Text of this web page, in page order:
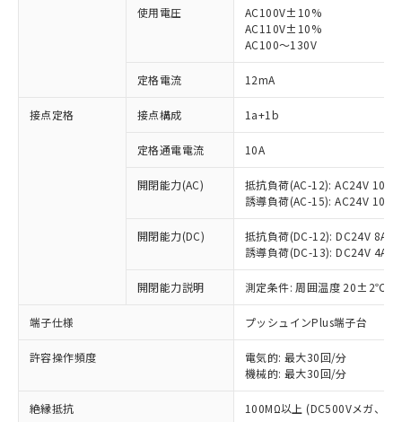
使用電圧
AC100V±10%
AC110V±10%
AC100～130V
定格電流 12mA
接点定格 接点構成 1a+1b
定格通電電流 10A
開閉能力(AC)
抵抗負荷(AC-12): AC24V 10A/
誘導負荷(AC-15): AC24V
開閉能力(DC)
抵抗負荷(DC-12): DC24V 8A/
誘導負荷(DC-13): DC24V 4A/
開閉能力説明 測定条件: 周囲温度 20±2℃、
端子仕様 プッシュインPlus端子台
許容操作頻度
電気的: 最大30回/分
機械的: 最大30回/分
絶縁抵抗 100MΩ以上 (DC500Vメガ、点
ご利用条件
以下の条件をお読みいただき、同意のうえ
商品の当社在庫状況および標準価格
(税抜)を提供させていただくもので
当社制御機器事業取扱商品の中には、
※1 対応状況
対応済み：EU RoHS指令（10物質）の
対応予定：EU RoHS指令（10物質）の非含
有に対応した製品に切り替える予定のある
対応予定なし：EU RoHS指令（10物質）の
非含有に非対応の商品で、対応品を出す予
調査・確認中：EU RoHS指令（10物質）の
非含有の対応状況を調査中または確認中の
商品です。
非該当品：ライセンス料など無形物で、有
害物質有無と関係のない商品です。
「○」：最大均質材料含有率が中国RoHSの
「×」：最大均質材料含有率が中国RoHSの